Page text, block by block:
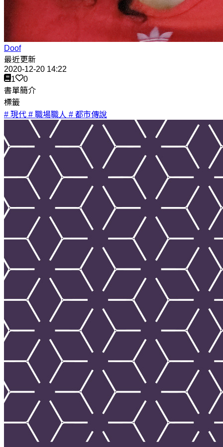
Doof
最近更新
2020-12-20 14:22
1
0
書單簡介
標籤
# 現代 # 職場職人 # 都市傳說